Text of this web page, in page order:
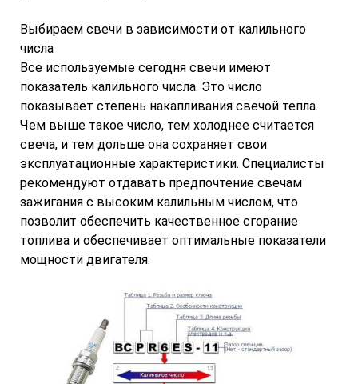
Выбираем свечи в зависимости от калильного
числа
Все используемые сегодня свечи имеют
показатель калильного числа. Это число
показывает степень накапливания свечой тепла.
Чем выше такое число, тем холоднее считается
свеча, и тем дольше она сохраняет свои
эксплуатационные характеристики. Специалисты
рекомендуют отдавать предпочтение свечам
зажигания с высоким калильным числом, что
позволит обеспечить качественное сгорание
топлива и обеспечивает оптимальные показатели
мощности двигателя.